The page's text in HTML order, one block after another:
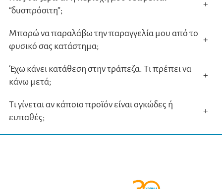
“δυσπρόσιτη”;
+
Μπορώ να παραλάβω την παραγγελία μου από το
φυσικό σας κατάστημα;
+
Έχω κάνει κατάθεση στην τράπεζα. Τι πρέπει να
κάνω μετά;
+
Τι γίνεται αν κάποιο προϊόν είναι ογκώδες ή
ευπαθές;
+